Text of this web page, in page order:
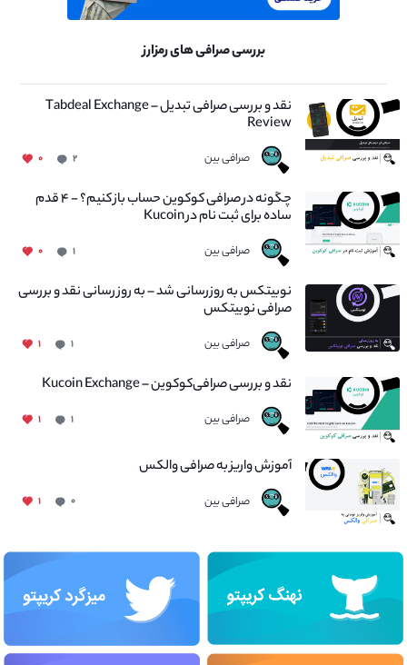
بررسی صرافی های رمزارز
نقد و بررسی صرافی تبدیل – Tabdeal Exchange
Review
صرافی بین ۲ ۰
چگونه در صرافی کوکوین حساب باز کنیم؟ - ۴ قدم
ساده برای ثبت نام در Kucoin
صرافی بین ۱ ۰
نوبیتکس به روزرسانی شد – به روز رسانی نقد و بررسی
صرافی نوبیتکس
صرافی بین ۱ ۱
نقد و بررسی صرافی‌کوکوین – Kucoin Exchange
صرافی بین ۱ ۱
آموزش واریز به صرافی والکس
صرافی بین ۰ ۱